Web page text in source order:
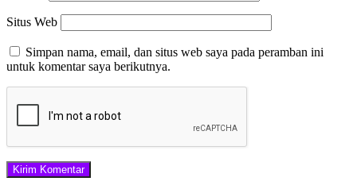
Situs Web
Simpan nama, email, dan situs web saya pada peramban ini
untuk komentar saya berikutnya.